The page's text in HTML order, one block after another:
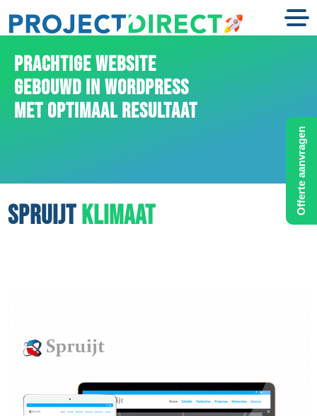
PRACHTIGE WEBSITE
GEBOUWD IN WORDPRESS
MET OPTIMAAL RESULTAAT
SPRUIJTKLIMAAT
Offerte aanvragen